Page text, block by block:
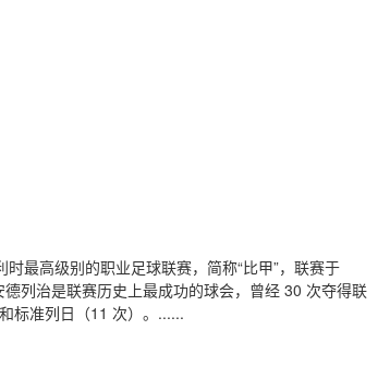
最高级别的职业足球联赛，简称“比甲”，联赛于
列治是联赛历史上最成功的球会，曾经 30 次夺得联
标准列日（11 次）。......